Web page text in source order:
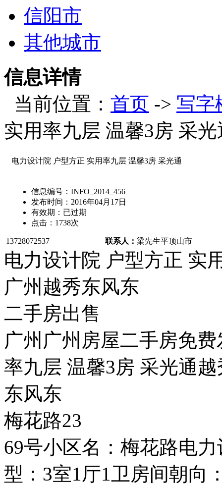
信阳市
其他城市
信息详情
当前位置： 首页 -> 写字
实用率九层 温馨3房 采光
电力设计院 户型方正 实用率九层 温馨3房 采光通
信息编号： INFO_2014_456
发布时间： 2016年04月17日
有效期： 已过期
点击： 1738次
13728072537 联系人： 梁先生平顶山市
电力设计院 户型方正 实
广州越秀东风东
二手房出售
广州广州房屋二手房免
率九层 温馨3房 采光通越
东风东
梅花路23
69号小区名：梅花路电
型：3室1厅1卫房间朝向